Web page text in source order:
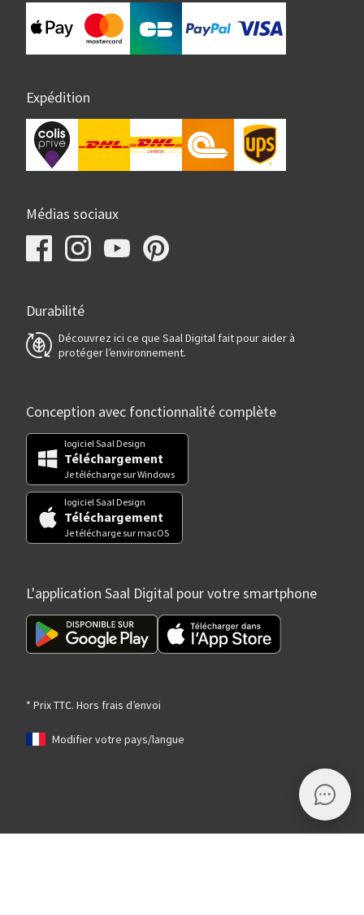
Expédition
Médias sociaux
Durabilité
Découvrez ici ce que Saal Digital fait pour aider à
protéger l’environnement.
Conception avec fonctionnalité complète
logiciel Saal Design
Téléchargement
Je télécharge sur Windows
logiciel Saal Design
Téléchargement
Je télécharge sur macOS
L'application Saal Digital pour votre smartphone
* Prix TTC. Hors frais d’envoi
Modifier votre pays/langue